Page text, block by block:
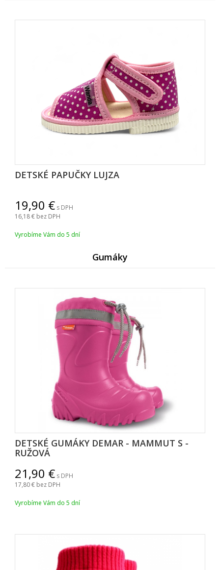
DETSKÉ PAPUČKY LUJZA
19,90
s DPH
16,18 bez DPH
Vyrobíme Vám do 5 dní
Gumáky
DETSKÉ GUMÁKY DEMAR - MAMMUT S -
RUŽOVÁ
21,90
s DPH
17,80 bez DPH
Vyrobíme Vám do 5 dní